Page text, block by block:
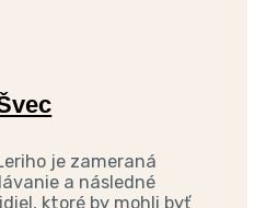
je zameraná
a následné
ktoré by mohli byť